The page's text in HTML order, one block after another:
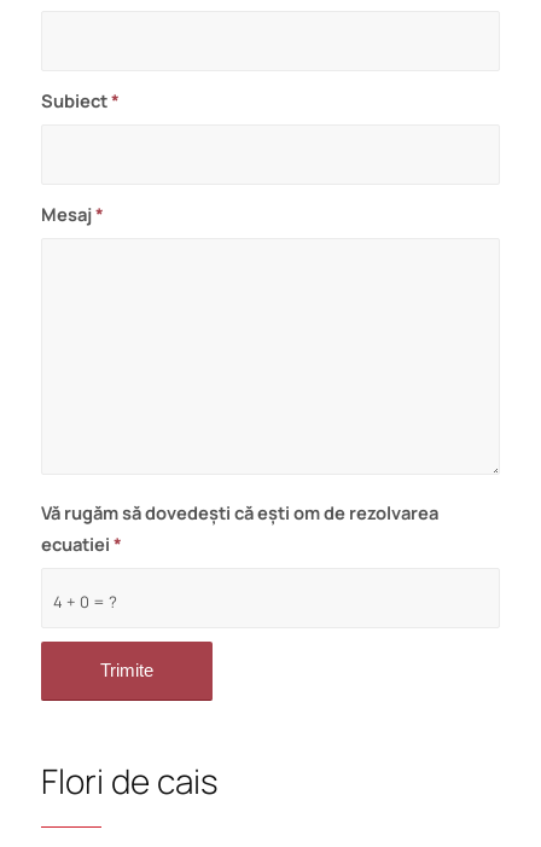
Subiect*
Mesaj*
4 + 0 = ?
Vă rugăm să dovedești că ești om de rezolvarea
ecuatiei *
Flori de cais